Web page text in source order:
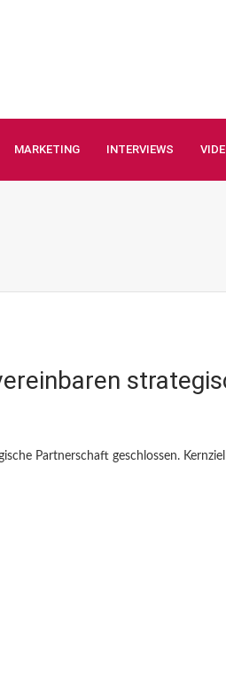
MARKETING INTERVIEWS
Partnerschaft geschlossen.